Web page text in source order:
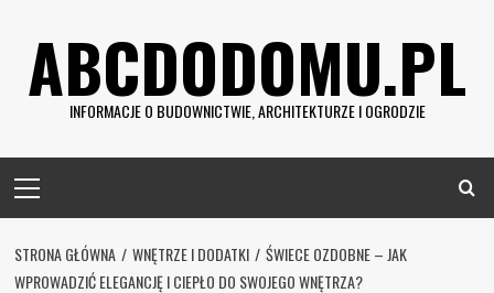
contentABCDODOMU.PL
INFORMACJE O BUDOWNICTWIE, ARCHITEKTURZE I OGRODZIE
Menu
STRONA GŁÓWNA WNĘTRZE I DODATKI
ŚWIECE OZDOBNE – JAK
WPROWADZIĆ ELEGANCJĘ I CIEPŁO DO SWOJEGO WNĘTRZA?